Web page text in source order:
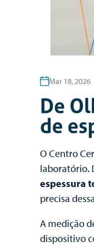
Mar 18, 2026
De
de
O Centro
laboratório.
espessura
precisa
A medição
dispositivo